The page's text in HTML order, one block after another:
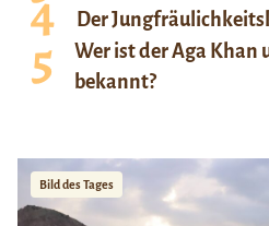
Der
Wer ist der Aga Khan
bekannt?
Bild des Tages